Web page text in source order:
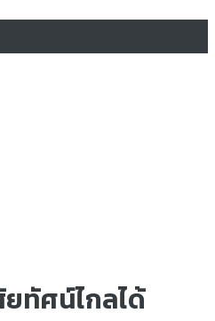
ยทัศน์ไกลได้